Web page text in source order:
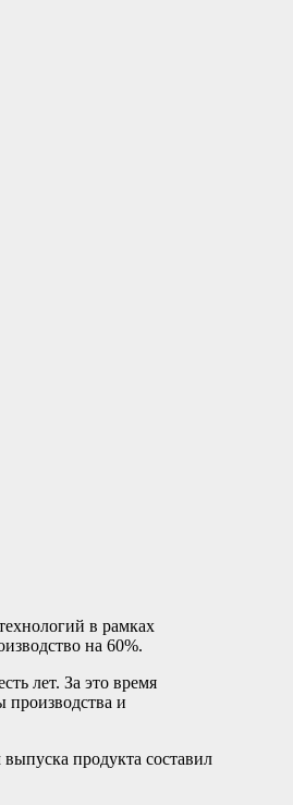
в рамках
на 60%.
лет. За это время
производства и
продукта составил